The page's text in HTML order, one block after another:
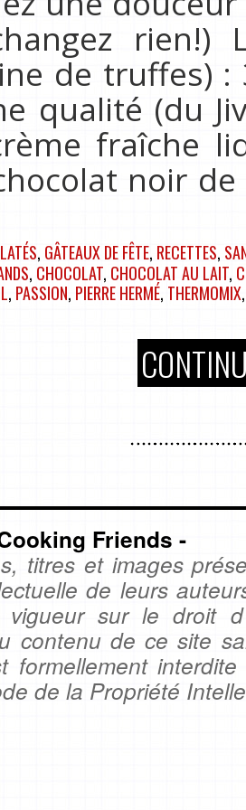
rien!)
de truffes)
qualité (du
fraîche
noir
, GÂTEAUX DE FÊTE, RECETTES,
, CHOCOLAT, CHOCOLAT AU LAIT,
, PASSION, PIERRE HERMÉ, THERMOMIX
Friends -
titres et images
de leurs
vigueur sur le droit
contenu de ce site
formellement
de la Propriété